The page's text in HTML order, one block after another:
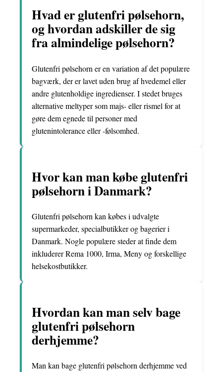
Hvad er glutenfri pølsehorn,
og hvordan adskiller de sig
fra almindelige pølsehorn?
Glutenfri pølsehorn er en variation af det populære
bagværk, der er lavet uden brug af hvedemel eller
andre glutenholdige ingredienser. I stedet bruges
alternative meltyper som majs- eller rismel for at
gøre dem egnede til personer med
glutenintolerance eller -følsomhed.
Hvor kan man købe glutenfri
pølsehorn i Danmark?
Glutenfri pølsehorn kan købes i udvalgte
supermarkeder, specialbutikker og bagerier i
Danmark. Nogle populære steder at finde dem
inkluderer Rema 1000, Irma, Meny og forskellige
helsekostbutikker.
Hvordan kan man selv bage
glutenfri pølsehorn
derhjemme?
Man kan bage glutenfri pølsehorn derhjemme ved